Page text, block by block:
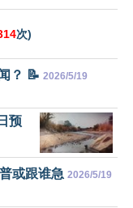
次)
？ 📝 2026/5/19
预
或跟谁急 2026/5/19